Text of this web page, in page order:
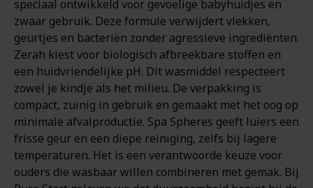
speciaal ontwikkeld voor gevoelige babyhuidjes en
zwaar gebruik. Deze formule verwijdert vlekken,
geurtjes en bacteriën zonder agressieve ingrediënten.
Zerah kiest voor biologisch afbreekbare stoffen en
een huidvriendelijke pH. Dit wasmiddel respecteert
zowel je kindje als het milieu. De verpakking is
compact, zuinig in gebruik en gemaakt met het oog op
minimale afvalproductie. Spa Spheres geeft luiers een
frisse geur en een diepe reiniging, zelfs bij lagere
temperaturen. Het is een verantwoorde keuze voor
ouders die wasbaar willen combineren met gemak. Bij